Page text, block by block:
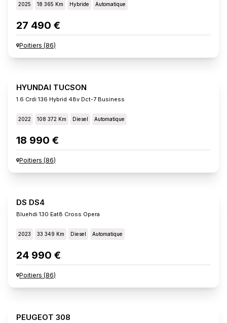
2025 18 365 Km Hybride Automatique
27 490 €
Poitiers (86)
HYUNDAI TUCSON
1.6 Crdi 136 Hybrid 48v Dct-7 Business
2022 108 372 Km Diesel Automatique
18 990 €
Poitiers (86)
DS DS4
Bluehdi 130 Eat8 Cross Opera
2023 33 349 Km Diesel Automatique
24 990 €
Poitiers (86)
PEUGEOT 308